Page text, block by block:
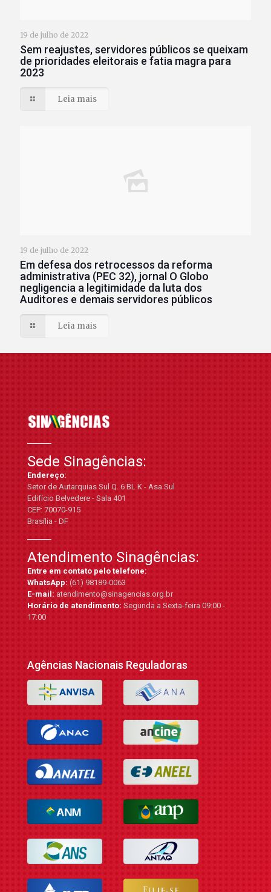
19 de julho de 2022
Sem reajustes, servidores públicos se queixam
de prioridades eleitorais e fatia magra para
2023
Leia mais
19 de julho de 2022
Em defesa dos retrocessos da reforma
administrativa (PEC 32), jornal O Globo
negligencia a legitimidade da luta dos
Auditores e demais servidores públicos
Leia mais
Sede Sinagências:
Endereço:
Setor de Autarquias Sul Q. 6 BL K - Asa Sul
Edifício Belvedere - Sala 401
CEP: 70070-915
Brasília - DF
Atendimento Sinagências:
Entre em contato pelo telefone:
WhatsApp:(61) 98189-0063
E-mail:atendimento@sinagencias.org.br
Horário de atendimento:Segunda a Sexta-feira 09:00 -
17:00
Agências Nacionais Reguladoras